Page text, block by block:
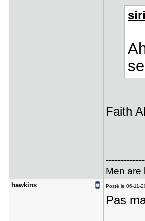
Faith
Men are
hawkins Posté le 06-11-
Pas